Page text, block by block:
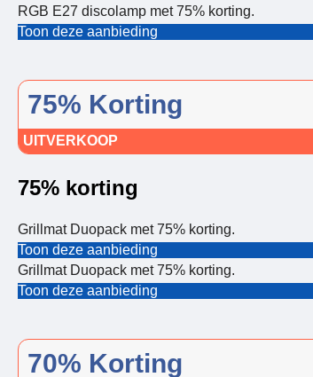
RGB E27 discolamp met 75% korting.
Toon deze aanbieding
75% Korting
UITVERKOOP
75% korting
Grillmat Duopack met 75% korting.
Toon deze aanbieding
Grillmat Duopack met 75% korting.
Toon deze aanbieding
70% Korting